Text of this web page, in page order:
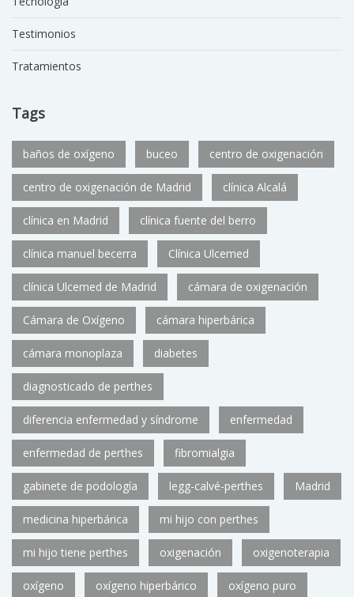
Testimonios
Tratamientos
Tags
baños de oxígeno buceo centro de oxigenación
centro de oxigenación de Madrid clínica Alcalá
clínica en Madrid clínica fuente del berro
clínica manuel becerra Clínica Ulcemed
clínica Ulcemed de Madrid cámara de oxigenación
Cámara de Oxígeno cámara hiperbárica
cámara monoplaza diabetes
diagnosticado de perthes
diferencia enfermedad y síndrome enfermedad
enfermedad de perthes fibromialgia
gabinete de podología legg-calvé-perthes Madrid
medicina hiperbárica mi hijo con perthes
mi hijo tiene perthes oxigenación oxigenoterapia
oxígeno oxígeno hiperbárico oxígeno puro